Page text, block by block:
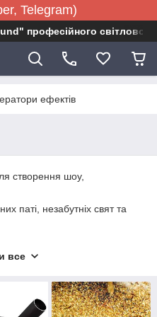
Telegram)
професійного
ефектів
створення шоу,
паті, незабутніх свят та
различные
неповторимых шоу. С
для создания
в театральных
на детских
все